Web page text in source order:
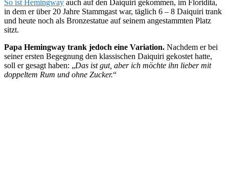
So ist Hemingway auch auf den Daiquiri gekommen, im Floridita,
in dem er über 20 Jahre Stammgast war, täglich 6 – 8 Daiquiri trank
und heute noch als Bronzestatue auf seinem angestammten Platz
sitzt.
Papa Hemingway trank jedoch eine Variation. Nachdem er bei
seiner ersten Begegnung den klassischen Daiquiri gekostet hatte,
soll er gesagt haben: „Das ist gut, aber ich möchte ihn lieber mit
doppeltem Rum und ohne Zucker.“